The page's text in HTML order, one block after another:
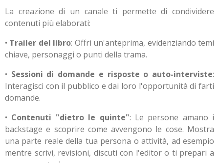
La creazione di un canale ti permette di condividere
contenuti più elaborati:
• Trailer del libro: Offri un'anteprima, evidenziando temi
chiave, personaggi o punti della trama.
• Sessioni di domande e risposte o auto-interviste:
Interagisci con il pubblico e dai loro l'opportunità di farti
domande.
• Contenuti "dietro le quinte": Le persone amano i
backstage e scoprire come avvengono le cose. Mostra
una parte reale della tua persona o attività, ad esempio
mentre scrivi, revisioni, discuti con l'editor o ti prepari a